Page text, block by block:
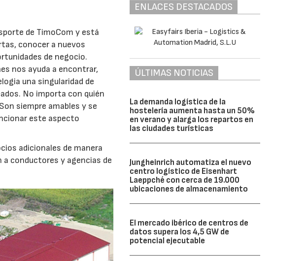
de TimoCom y está
conocer a nuevos
de negocio.
nos ayuda a encontrar,
una singularidad de
No importa con quién
siempre amables y se
este aspecto
adicionales de manera
a conductores y agencias de
ENLACES DESTACADOS
ÚLTIMAS NOTICIAS
La demanda logística de la
hostelería aumenta hasta un 50%
en verano y alarga los repartos en
las ciudades turísticas
Jungheinrich automatiza el nuevo
centro logístico de Eisenhart
Laeppché con cerca de 19.000
ubicaciones de almacenamiento
El mercado ibérico de centros de
datos supera los 4,5 GW de
potencial ejecutable